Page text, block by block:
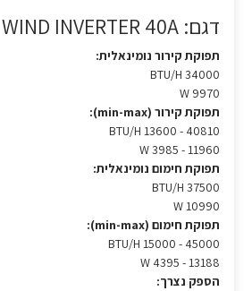
דגם: WIND INVERTER 40A
תפוקת קירור נומינאלית:
BTU/H 34000
W 9970
תפוקת קירור (min-max):
BTU/H 13600 - 40810
W 3985 - 11960
תפוקת חימום נומינאלית:
BTU/H 37500
W 10990
תפוקת חימום (min-max):
BTU/H 15000 - 45000
W 4395 - 13188
הספק נצרך: